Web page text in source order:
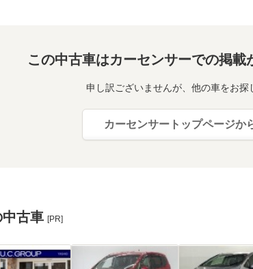
この中古車はカーセンサーでの掲載
申し訳ございませんが、他の車をお探
カーセンサートップページか
古車 [PR]